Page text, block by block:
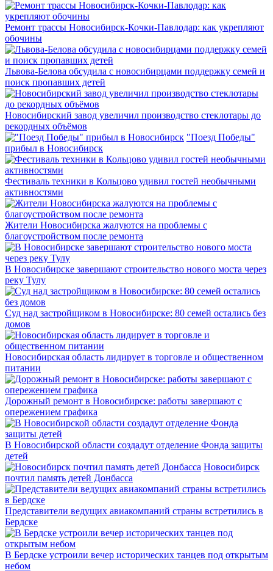
Ремонт трассы Новосибирск-Кочки-Павлодар: как укрепляют
обочины
Львова-Белова обсудила с новосибирцами поддержку семей и
поиск пропавших детей
Новосибирский завод увеличил производство стеклотары до
рекордных объёмов
"Поезд Победы"
прибыл в Новосибирск
Фестиваль техники в Кольцово удивил гостей необычными
активностями
Жители Новосибирска жалуются на проблемы с
благоустройством после ремонта
В Новосибирске завершают строительство нового моста через
реку Тулу
Суд над застройщиком в Новосибирске: 80 семей остались без
домов
Новосибирская область лидирует в торговле и общественном
питании
Дорожный ремонт в Новосибирске: работы завершают с
опережением графика
В Новосибирской области создадут отделение Фонда защиты
детей
Новосибирск
почтил память детей Донбасса
Представители ведущих авиакомпаний страны встретились в
Бердске
В Бердске устроили вечер исторических танцев под открытым
небом